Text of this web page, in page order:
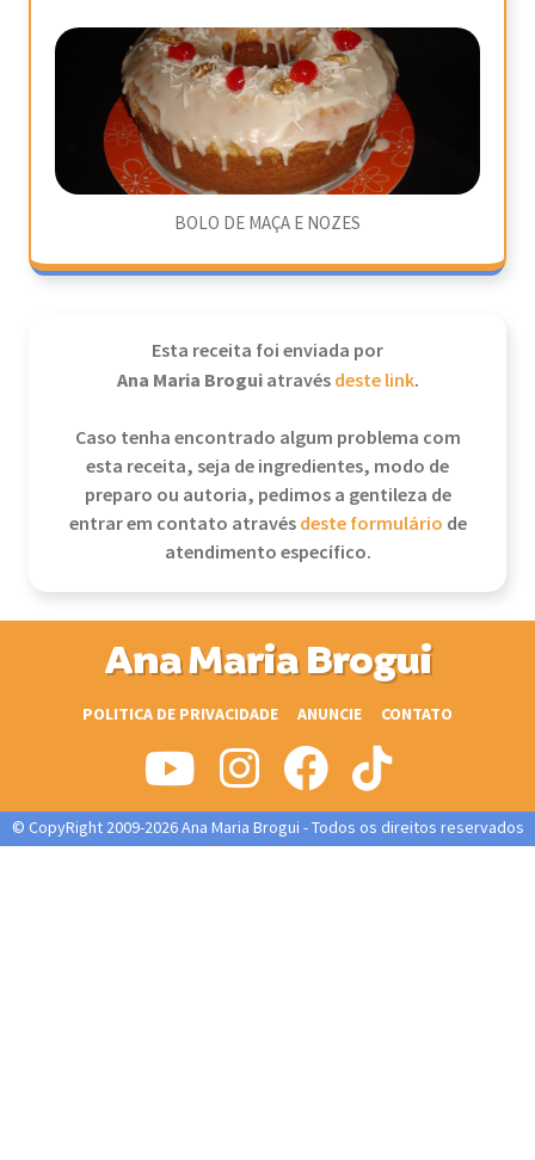
BOLO DE MAÇA E NOZES
Esta receita foi enviada por
Ana Maria Broguiatravésdeste link.
Caso tenha encontrado algum problema com
esta receita, seja de ingredientes, modo de
preparo ou autoria, pedimos a gentileza de
entrar em contato atravésdeste formulário de
atendimento específico.
Ana Maria Brogui
POLITICA DE PRIVACIDADE ANUNCIE CONTATO
© CopyRight 2009-2026 Ana Maria Brogui - Todos os direitos reservados